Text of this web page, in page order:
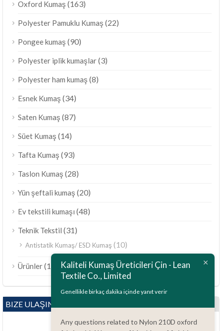
Oxford Kumaş (163)
Polyester Pamuklu Kumaş (22)
Pongee kumaş (90)
Polyester iplik kumaşlar(3)
Polyester ham kumaş (8)
Esnek Kumaş (34)
Saten Kumaş (87)
Süet Kumaş (14)
Tafta Kumaş (93)
Taslon Kumaş (28)
Yün şeftali kumaş (20)
Ev tekstili kumaşı (48)
Teknik Tekstil (31)
Antistatik Kumaş/ ESD Kumaş (10)
Ürünler(189)
BIZE ULAŞIN
Kaliteli Kumaş Üreticileri Çin - Lean
Textile Co., Limited
Genellikle birkaç dakika içinde yanıt verir
Any questions related to Nylon 210D oxford
Bahasa Indonesia
Polski
Bahasa Melayu